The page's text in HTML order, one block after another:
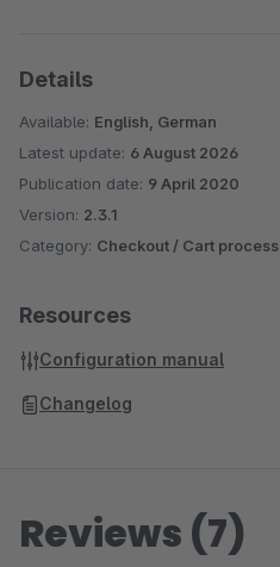
Details
Available: English, German
Latest update: 6 August 2026
Publication date: 9 April 2020
Version: 2.3.1
Category: Checkout / Cart process
Resources
Configuration manual
Changelog
Reviews (7)